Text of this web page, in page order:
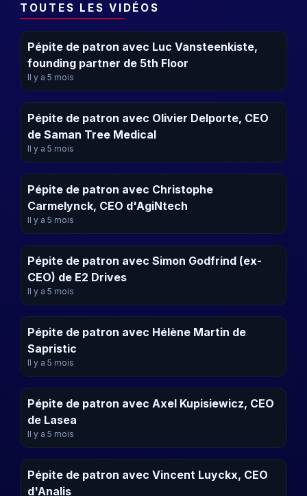
TOUTES LES VIDÉOS
Pépite de patron avec Luc Vansteenkiste,
founding partner de 5th Floor
Il y a 5 mois
Pépite de patron avec Olivier Delporte, CEO
de Saman Tree Medical
Il y a 5 mois
Pépite de patron avec Christophe
Carmelynck, CEO d'AgiNtech
Il y a 5 mois
Pépite de patron avec Simon Godfrind (ex-
CEO) de E2 Drives
Il y a 5 mois
Pépite de patron avec Hélène Martin de
Sapristic
Il y a 5 mois
Pépite de patron avec Axel Kupisiewicz, CEO
de Lasea
Il y a 5 mois
Pépite de patron avec Vincent Luyckx, CEO
d'Analis